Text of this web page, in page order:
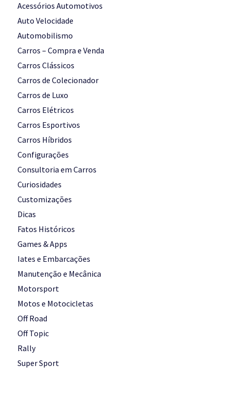
Acessórios Automotivos
Auto Velocidade
Automobilismo
Carros – Compra e Venda
Carros Clássicos
Carros de Colecionador
Carros de Luxo
Carros Elétricos
Carros Esportivos
Carros Híbridos
Configurações
Consultoria em Carros
Curiosidades
Customizações
Dicas
Fatos Históricos
Games & Apps
Iates e Embarcações
Manutenção e Mecânica
Motorsport
Motos e Motocicletas
Off Road
Off Topic
Rally
Super Sport